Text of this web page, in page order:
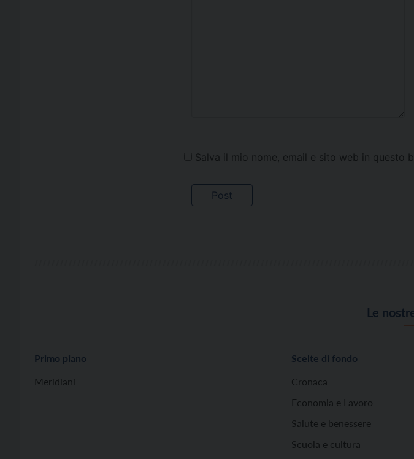
Salva il mio nome, email e sito web in questo
Le
Primo piano
Meridiani
Scelte di fondo
Cronaca
Economia e Lavoro
Salute e benessere
Scuola e cultura